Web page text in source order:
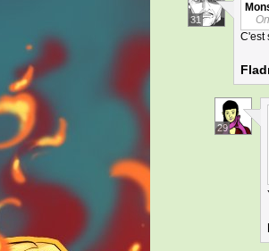
31
C'est
29